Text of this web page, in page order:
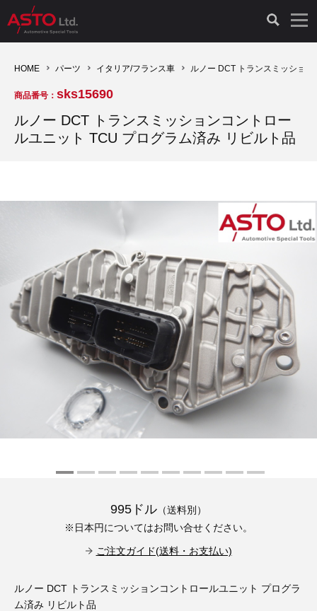
診断機（16）
キープログラマー（4）
オプション品（17）
TPMS（4）
その他（9）
診断テスター（10）
キープログラマー（20）
安定化電源ユニット（8）
バッテリーテスター（4）
古い車両用診断テスター（10）
バイク用診断テスター（7）
その他（20）
HCB TOOLS（45）
AST TOOLS（51）
ドイツ車（211）
イタリア/フランス車（27）
イギリス車（23）
アメリカ車（15）
スウェーデン車（20）
ディーゼルインジェクター&グロープラグ ツール（7）
ホイールロック取り外しツール（6）
オシロスコープ（2）
オシロ関連商品（9）
ドイツ車（428）
イタリア/フランス車（145）
スウェーデン車（45）
日本車（40）
ロシア（8）
ブレーキキャリパーリペアキット（369）
キー関連（19）
その他（12）
現品修理（77）
リビルト品（58）
イモビライザーOFF（1）
その他（6）
オシロスコープ（10）
アクセサリー（13）
HOME パーツ イタリア/フランス車 ルノー DCT トランスミッショ
商品番号： sks15690
ルノー DCT トランスミッションコントロー
ルユニット TCU プログラム済み リビルト品
995ドル （送料別）
※日本円についてはお問い合せください。
ご注文ガイド(送料・お支払い)
ルノー DCT トランスミッションコントロールユニット プログラ
ム済み リビルト品